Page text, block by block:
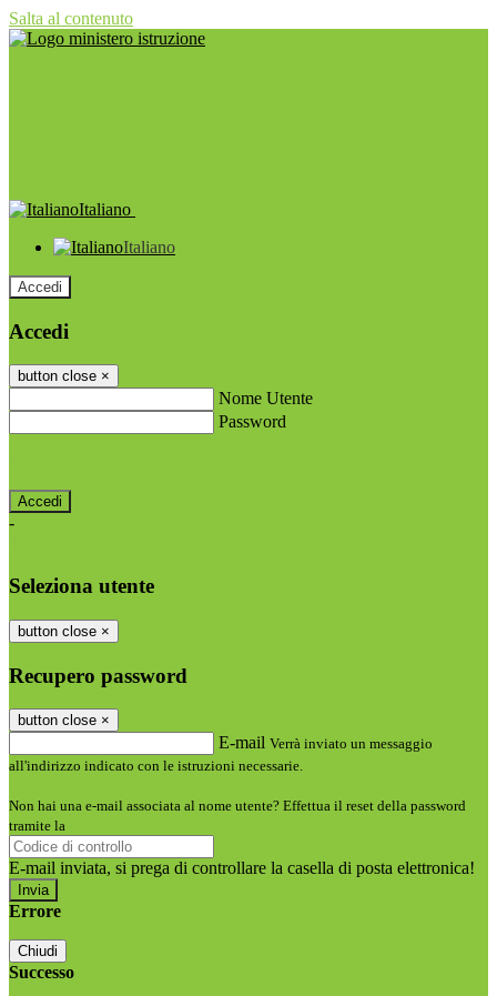
Salta al contenuto
Italiano
Italiano
Accedi
Accedi
button close ×
Nome Utente
Password
-
Seleziona utente
button close ×
Recupero password
button close ×
E-mail Verrà inviato un messaggio
all'indirizzo indicato con le istruzioni necessarie.
Non hai una e-mail associata al nome utente? Effettua il reset della password
tramite la
E-mail inviata, si prega di controllare la casella di posta elettronica!
Errore
Chiudi
Successo